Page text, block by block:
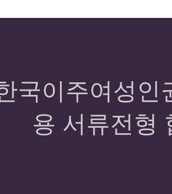
국이주여성인
용 서류전형